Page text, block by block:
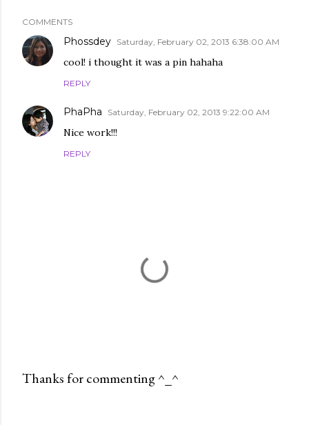
COMMENTS
Phossdey Saturday, February 02, 2013 6:38:00 AM
cool! i thought it was a pin hahaha
REPLY
PhaPha Saturday, February 02, 2013 9:22:00 AM
Nice work!!!
REPLY
Thanks for commenting ^_^